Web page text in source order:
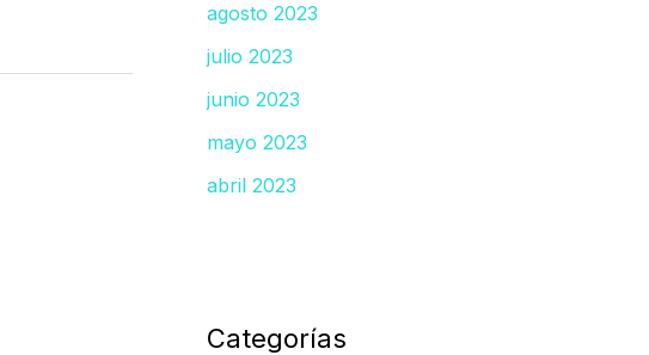
agosto 2023
julio 2023
junio 2023
mayo 2023
abril 2023
Categorías